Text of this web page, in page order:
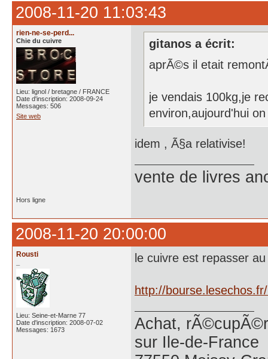
2008-11-20 11:03:43
rien-ne-se-perd...
Chie du cuivre
Lieu: lignol / bretagne / FRANCE
Date d'inscription: 2008-09-24
Messages: 506
Site web
gitanos a écrit:
aprÃ©s il etait
je vendais 100kg,je
environ,aujourd'hui
idem , Ã§a relativise!
vente de livres
Hors ligne
2008-11-20 20:00:00
Rousti
Lieu: Seine-et-Marne 77
Date d'inscription: 2008-07-02
Messages: 1673
le cuivre est repasser
http://
Achat,
sur Ile-de-France